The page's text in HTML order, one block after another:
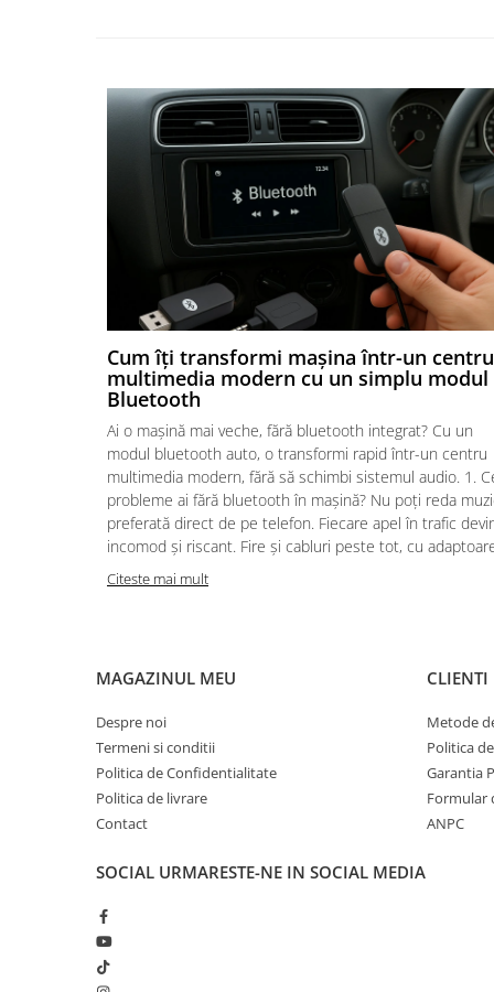
Cum îți transformi mașina într-un centru
multimedia modern cu un simplu modul
Bluetooth
Ai o mașină mai veche, fără bluetooth integrat? Cu un
modul bluetooth auto, o transformi rapid într-un centru
multimedia modern, fără să schimbi sistemul audio. 1.
probleme ai fără bluetooth în mașină? Nu poți reda
preferată direct de pe telefon. Fiecare apel în trafic
incomod și riscant. Fire și cabluri peste tot, cu
Citeste mai mult
MAGAZINUL MEU
Despre noi
Termeni si conditii
Politica de Confidentialitate
Politica de livrare
Contact
CLIENTI
Metode
Politica
Garantia
Formular
ANPC
SOCIAL URMARESTE-NE IN SOCIAL MEDIA